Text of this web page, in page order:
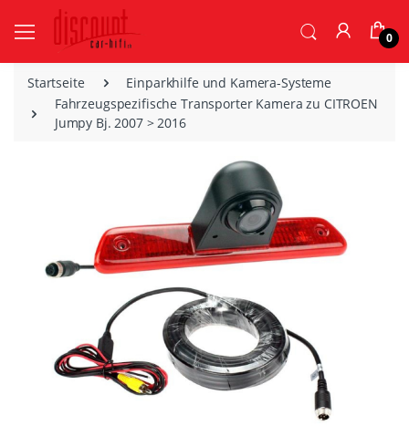
0
Startseite
Einparkhilfe und Kamera-Systeme
Fahrzeugspezifische Transporter Kamera zu CITROEN
Jumpy Bj. 2007 > 2016